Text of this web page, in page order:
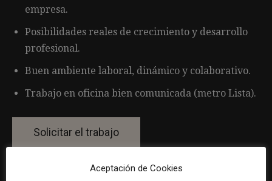
empresa.
Posibilidades reales de crecimiento y desarrollo
profesional.
Buen ambiente laboral, dinámico y colaborativo.
Trabajo en oficina bien comunicada (metro Lista).
Por favor, para solicitar este trabajo visita
Aceptación de Cookies